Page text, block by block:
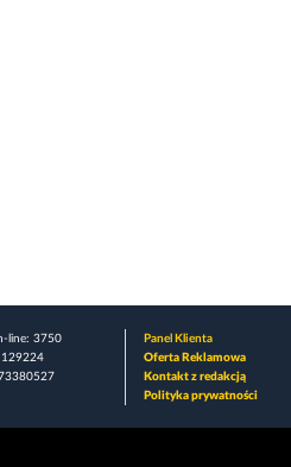
line: 3750
Panel Klienta
Oferta Reklamowa
Kontakt z redakcją
Polityka prywatności